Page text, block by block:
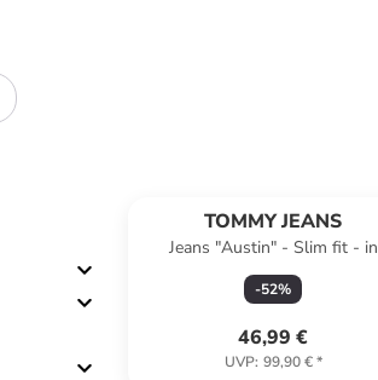
TOMMY JEANS
Jeans "Austin" - Slim fit - in
Dunkelblau
-52%
46,99 €
UVP: 99,90 €*